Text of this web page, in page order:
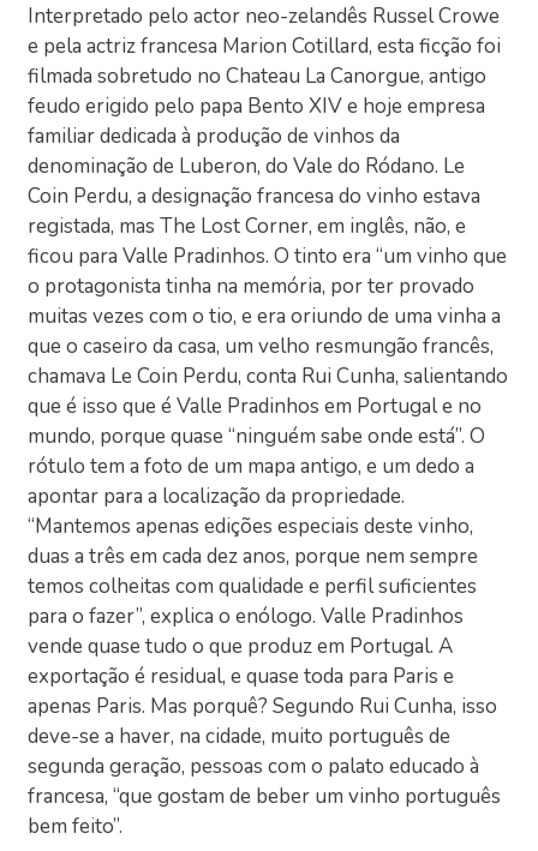
Interpretado pelo actor neo-zelandês Russel Crowe
e pela actriz francesa Marion Cotillard, esta ficção foi
filmada sobretudo no Chateau La Canorgue, antigo
feudo erigido pelo papa Bento XIV e hoje empresa
familiar dedicada à produção de vinhos da
denominação de Luberon, do Vale do Ródano. Le
Coin Perdu, a designação francesa do vinho estava
registada, mas The Lost Corner, em inglês, não, e
ficou para Valle Pradinhos. O tinto era “um vinho que
o protagonista tinha na memória, por ter provado
muitas vezes com o tio, e era oriundo de uma vinha a
que o caseiro da casa, um velho resmungão francês,
chamava Le Coin Perdu, conta Rui Cunha, salientando
que é isso que é Valle Pradinhos em Portugal e no
mundo, porque quase “ninguém sabe onde está”. O
rótulo tem a foto de um mapa antigo, e um dedo a
apontar para a localização da propriedade.
“Mantemos apenas edições especiais deste vinho,
duas a três em cada dez anos, porque nem sempre
temos colheitas com qualidade e perfil suficientes
para o fazer”, explica o enólogo. Valle Pradinhos
vende quase tudo o que produz em Portugal. A
exportação é residual, e quase toda para Paris e
apenas Paris. Mas porquê? Segundo Rui Cunha, isso
deve-se a haver, na cidade, muito português de
segunda geração, pessoas com o palato educado à
francesa, “que gostam de beber um vinho português
bem feito”.